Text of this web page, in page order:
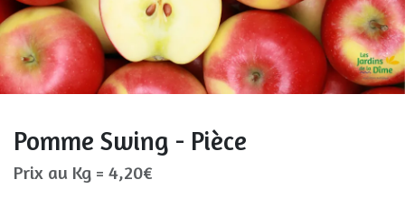
Pomme Swing - Pièce
Prix au Kg = 4,20€